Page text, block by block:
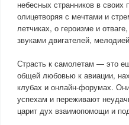
небесных странников в
олицетворяя с мечтами и
летчиках, о героизме и
звуками двигателей,
Страсть к самолетам — это
общей любовью к авиации,
клубах и онлайн-форумах.
успехам и переживают
царит дух взаимопомощи и